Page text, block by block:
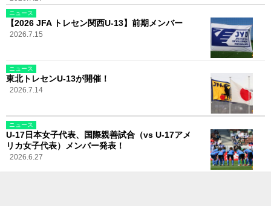
ニュース
【2026 JFA トレセン関西U-13】前期メンバー
2026.7.15
ニュース
東北トレセンU-13が開催！
2026.7.14
ニュース
U-17日本女子代表、国際親善試合（vs U-17アメ
リカ女子代表）メンバー発表！
2026.6.27